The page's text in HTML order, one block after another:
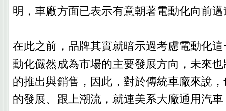
明，車廠方面已表示有意朝著電動化向前
在此之前，品牌其實就暗示過考慮電動化
動化儼然成為市場的主要發展方向，未來
的推出與銷售，因此，對於傳統車廠來說
的發展、跟上潮流，就連美系大廠通用汽